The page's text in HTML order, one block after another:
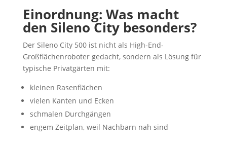
Einordnung: Was macht
den Sileno City besonders?
Der Sileno City 500 ist nicht als High-End-
Großflächenroboter gedacht, sondern als Lösung für
typische Privatgärten mit:
kleinen Rasenflächen
vielen Kanten und Ecken
schmalen Durchgängen
engem Zeitplan, weil Nachbarn nah sind